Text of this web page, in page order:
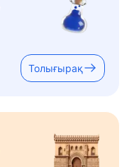
Толығырақ